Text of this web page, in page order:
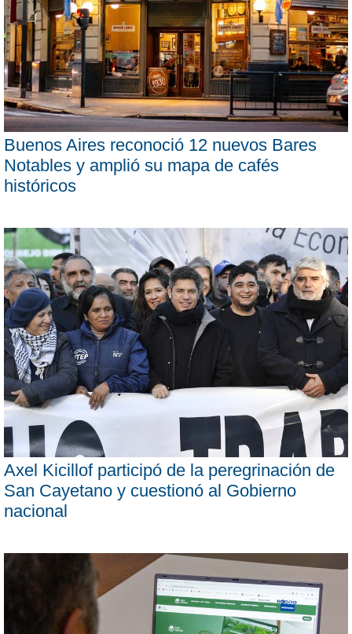
Buenos Aires reconoció 12 nuevos Bares
Notables y amplió su mapa de cafés
históricos
Axel Kicillof participó de la peregrinación de
San Cayetano y cuestionó al Gobierno
nacional